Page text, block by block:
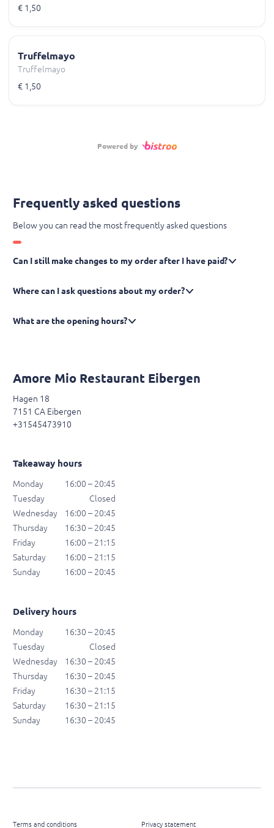
€ 1,50
Truffelmayo
Truffelmayo
€ 1,50
Powered by
Frequently asked questions
Below you can read the most frequently asked questions
Can I still make changes to my order after I have paid?
Where can I ask questions about my order?
What are the opening hours?
Amore Mio Restaurant Eibergen
Hagen 18
7151 CA Eibergen
+31545473910
Takeaway hours
Monday
16:00 – 20:45
Tuesday
Closed
Wednesday
16:00 – 20:45
Thursday
16:30 – 20:45
Friday
16:00 – 21:15
Saturday
16:00 – 21:15
Sunday
16:00 – 20:45
Delivery hours
Monday
16:30 – 20:45
Tuesday
Closed
Wednesday
16:30 – 20:45
Thursday
16:30 – 20:45
Friday
16:30 – 21:15
Saturday
16:30 – 21:15
Sunday
16:30 – 20:45
Terms and conditions Privacy statement